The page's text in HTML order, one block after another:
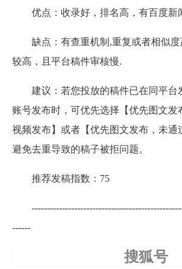
优点：收录好，排名高，有百度新
缺点：有查重机制,重复或者相似
较高，且平台稿件审核慢.
建议：若您投放的稿件已在同平台
账号发布时，可优先选择【优先图文发
视频发布】或者【优先图文发布，未通
避免去重导致的稿子被拒问题。
推荐发稿指数：75
------
搜狐号